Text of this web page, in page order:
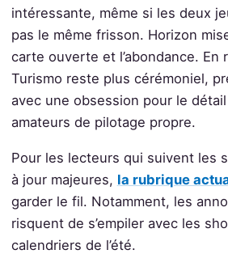
intéressante, même si les deux
pas le même frisson. Horizon
carte ouverte et l’abondance. En
Turismo reste plus cérémoniel,
avec une obsession pour le
amateurs de pilotage propre.
Pour les lecteurs qui suivent les
à jour majeures, la rubrique
garder le fil. Notamment, les
risquent de s’empiler avec les
calendriers de l’été.